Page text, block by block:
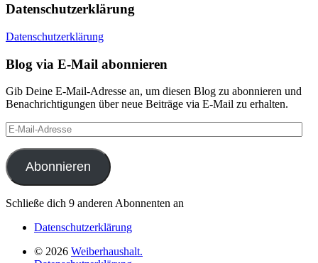
Datenschutzerklärung
Datenschutzerklärung
Blog via E-Mail abonnieren
Gib Deine E-Mail-Adresse an, um diesen Blog zu abonnieren und
Benachrichtigungen über neue Beiträge via E-Mail zu erhalten.
E-
Mail-
Adresse
Abonnieren
Schließe dich 9 anderen Abonnenten an
Datenschutzerklärung
© 2026 Weiberhaushalt.